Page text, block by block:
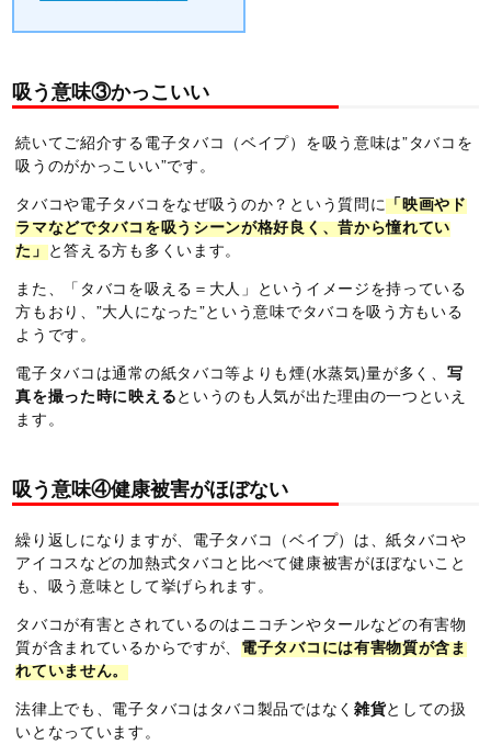
吸う意味③かっこいい
続いてご紹介する電子タバコ（ベイプ）を吸う意味は”タバコを
吸うのがかっこいい”です。
タバコや電子タバコをなぜ吸うのか？という質問に「映画やド
ラマなどでタバコを吸うシーンが格好良く、昔から憧れてい
た」と答える方も多くいます。
また、「タバコを吸える＝大人」というイメージを持っている
方もおり、”大人になった”という意味でタバコを吸う方もいる
ようです。
電子タバコは通常の紙タバコ等よりも煙(水蒸気)量が多く、 写
真を撮った時に映えるというのも人気が出た理由の一つといえ
ます。
吸う意味④健康被害がほぼない
繰り返しになりますが、電子タバコ（ベイプ）は、紙タバコや
アイコスなどの加熱式タバコと比べて健康被害がほぼないこと
も、吸う意味として挙げられます。
タバコが有害とされているのはニコチンやタールなどの有害物
質が含まれているからですが、電子タバコには有害物質が含ま
れていません。
法律上でも、電子タバコはタバコ製品ではなく 雑貨としての扱
いとなっています。